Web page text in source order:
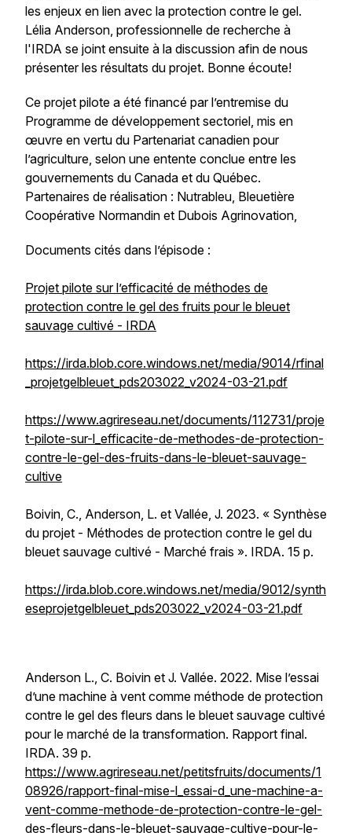
les enjeux en lien avec la protection contre le gel.
Lélia Anderson, professionnelle de recherche à
l'IRDA se joint ensuite à la discussion afin de nous
présenter les résultats du projet. Bonne écoute!
Ce projet pilote a été financé par l’entremise du
Programme de développement sectoriel, mis en
œuvre en vertu du Partenariat canadien pour
l’agriculture, selon une entente conclue entre les
gouvernements du Canada et du Québec.
Partenaires de réalisation : Nutrableu, Bleuetière
Coopérative Normandin et Dubois Agrinovation,
Documents cités dans l’épisode :
Projet pilote sur l’efficacité de méthodes de
protection contre le gel des fruits pour le bleuet
sauvage cultivé - IRDA
https://irda.blob.core.windows.net/media/9014/rfinal
_projetgelbleuet_pds203022_v2024-03-21.pdf
https://www.agrireseau.net/documents/112731/proje
t-pilote-sur-l_efficacite-de-methodes-de-protection-
contre-le-gel-des-fruits-dans-le-bleuet-sauvage-
cultive
Boivin, C., Anderson, L. et Vallée, J. 2023. « Synthèse
du projet - Méthodes de protection contre le gel du
bleuet sauvage cultivé - Marché frais ». IRDA. 15 p.
https://irda.blob.core.windows.net/media/9012/synth
eseprojetgelbleuet_pds203022_v2024-03-21.pdf
Anderson L., C. Boivin et J. Vallée. 2022. Mise l’essai
d’une machine à vent comme méthode de protection
contre le gel des fleurs dans le bleuet sauvage cultivé
pour le marché de la transformation. Rapport final.
IRDA. 39 p.
https://www.agrireseau.net/petitsfruits/documents/1
08926/rapport-final-mise-l_essai-d_une-machine-a-
vent-comme-methode-de-protection-contre-le-gel-
des-fleurs-dans-le-bleuet-sauvage-cultive-pour-le-